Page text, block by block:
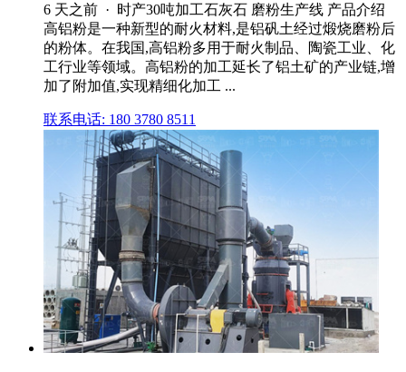
6 天之前 · 时产30吨加工石灰石 磨粉生产线 产品介绍
高铝粉是一种新型的耐火材料,是铝矾土经过煅烧磨粉后
的粉体。在我国,高铝粉多用于耐火制品、陶瓷工业、化
工行业等领域。高铝粉的加工延长了铝土矿的产业链,增
加了附加值,实现精细化加工 ...
联系电话: 180 3780 8511